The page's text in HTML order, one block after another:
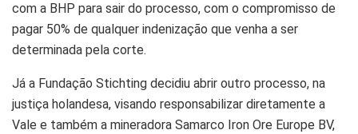
com a BHP para sair do processo, com o compromisso de
pagar 50% de qualquer indenização que venha a ser
determinada pela corte.
Já a Fundação Stichting decidiu abrir outro processo, na
justiça holandesa, visando responsabilizar diretamente a
Vale e também a mineradora Samarco Iron Ore Europe BV,